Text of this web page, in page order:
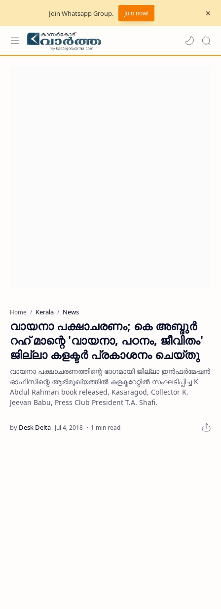
Join Whatsapp Group. Join now!
Home Kerala News
വായനാ പക്ഷാചരണം; കെ അബ്ദുര്‍
റഹ് മാന്റെ 'വായനാ, പഠനം, ജീവിതം'
ജില്ലാ കളക്ടര്‍ പ്രകാശനം ചെയ്തു
വായനാ പക്ഷാചരണത്തിന്റെ ഭാഗമായി ജില്ലാ ഇന്‍ഫര്‍മേഷന്‍
ഓഫിസിന്റെ ആഭിമുഖ്യത്തില്‍ കളക്ടറേറ്റില്‍ സംഘടിപ്പിച്ച K
Abdul Rahman book released, Kasaragod, Collector K.
Jeevan Babu, Press Club President T.A. Shafi.
1 min read